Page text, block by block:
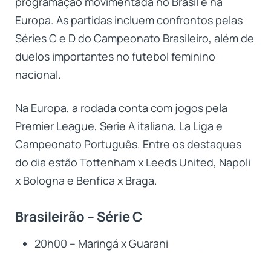
Europa. As partidas incluem confrontos pelas
Séries C e D do Campeonato Brasileiro, além de
duelos importantes no futebol feminino
nacional.
Na Europa, a rodada conta com jogos pela
Premier League, Serie A italiana, La Liga e
Campeonato Português. Entre os destaques
do dia estão Tottenham x Leeds United, Napoli
x Bologna e Benfica x Braga.
Brasileirão – Série C
20h00 – Maringá x Guarani